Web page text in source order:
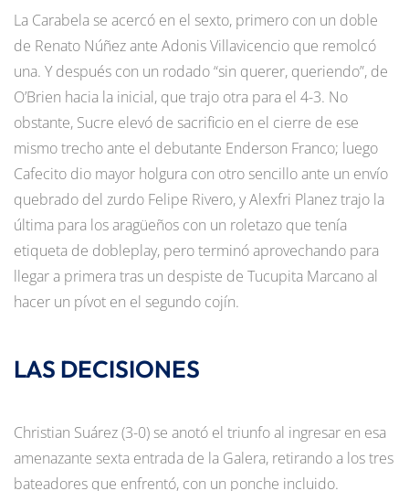
La Carabela se acercó en el sexto, primero con un doble
de Renato Núñez ante Adonis Villavicencio que remolcó
una. Y después con un rodado “sin querer, queriendo”, de
O’Brien hacia la inicial, que trajo otra para el 4-3. No
obstante, Sucre elevó de sacrificio en el cierre de ese
mismo trecho ante el debutante Enderson Franco; luego
Cafecito dio mayor holgura con otro sencillo ante un envío
quebrado del zurdo Felipe Rivero, y Alexfri Planez trajo la
última para los aragüeños con un roletazo que tenía
etiqueta de dobleplay, pero terminó aprovechando para
llegar a primera tras un despiste de Tucupita Marcano al
hacer un pívot en el segundo cojín.
LAS DECISIONES
Christian Suárez (3-0) se anotó el triunfo al ingresar en esa
amenazante sexta entrada de la Galera, retirando a los tres
bateadores que enfrentó, con un ponche incluido.